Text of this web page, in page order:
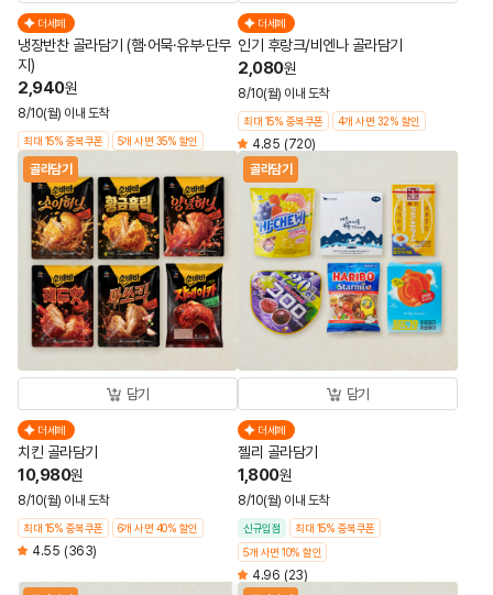
더세페
냉장반찬 골라담기 (햄·어묵·유부·단무
지)
2,940원
8/10(월) 이내 도착
최대 15% 중복쿠폰 5개 사면 35% 할인
더세페
인기 후랑크/비엔나 골라담기
2,080원
8/10(월) 이내 도착
최대 15% 중복쿠폰 4개 사면 32% 할인
4.85 (720)
골라담기
담기
더세페
치킨 골라담기
10,980원
8/10(월) 이내 도착
최대 15% 중복쿠폰 6개 사면 40% 할인
4.55 (363)
골라담기
담기
더세페
젤리 골라담기
1,800원
8/10(월) 이내 도착
신규입점
최대 15% 중복쿠폰
5개 사면 10% 할인
4.96 (23)